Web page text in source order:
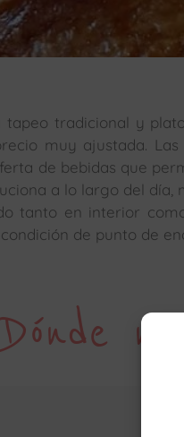
tapeo tradicional y
muy ajustada.
de bebidas que
a lo largo del
tanto en interior
de punto de